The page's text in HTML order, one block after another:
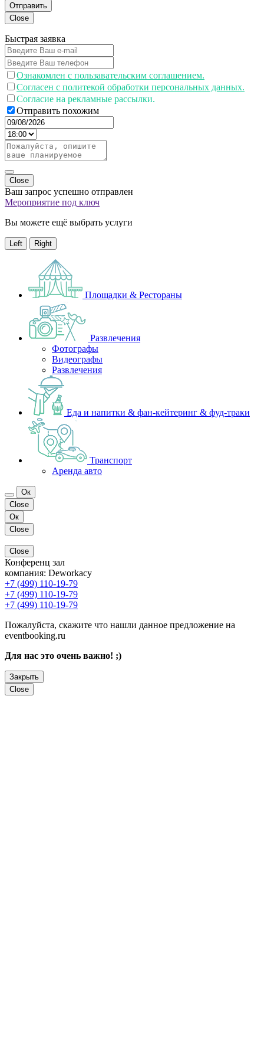
Отправить
Close
Быстрая заявка
Ознакомлен с пользавательским соглашением.
Согласен с политекой обработки персональных данных.
Согласие на рекламные рассылки.
Отправить похожим
Close
Ваш запрос успешно отправлен
Мероприятие под ключ
Вы можете ещё выбрать услуги
Left Right
Площадки & Рестораны
Развлечения
Фотографы
Видеографы
Развлечения
Еда и напитки & фан-кейтеринг & фуд-траки
Транспорт
Аренда авто
Ок
Close
Ок
Close
Close
Конференц зал
компания: Deworkacy
+7 (499) 110-19-79
+7 (499) 110-19-79
+7 (499) 110-19-79
Пожалуйста, скажите что нашли данное предложение на
eventbooking.ru
Для нас это очень важно! ;)
Закрыть
Close